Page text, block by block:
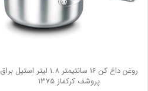
روغن داغ كن 16 سانتیمتر 1.8 لیتر استیل براق
پروشف کرکماز 1375